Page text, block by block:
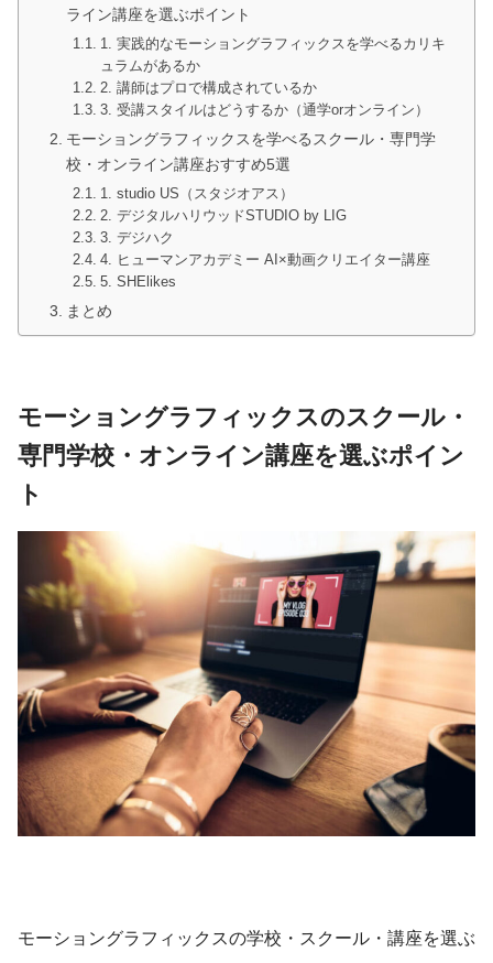
ライン講座を選ぶポイント
1. 実践的なモーショングラフィックスを学べるカリキ
ュラムがあるか
2. 講師はプロで構成されているか
3. 受講スタイルはどうするか（通学orオンライン）
モーショングラフィックスを学べるスクール・専門学
校・オンライン講座おすすめ5選
1. studio US（スタジオアス）
2. デジタルハリウッドSTUDIO by LIG
3. デジハク
4. ヒューマンアカデミー AI×動画クリエイター講座
5. SHElikes
まとめ
モーショングラフィックスのスクール・
専門学校・オンライン講座を選ぶポイン
ト
モーショングラフィックスの学校・スクール・講座を選ぶ